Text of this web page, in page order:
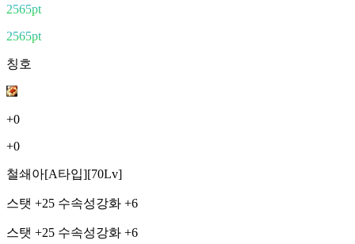
2565pt
2565pt
칭호
+0
+0
철쇄아[A타입][70Lv]
스탯 +25 수속성강화 +6
스탯 +25 수속성강화 +6